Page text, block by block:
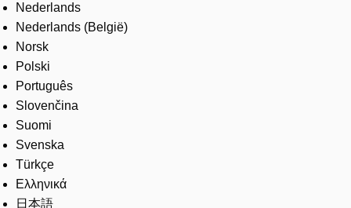
Nederlands
Nederlands (België)
Norsk
Polski
Português
Slovenčina
Suomi
Svenska
Türkçe
Ελληνικά
日本語